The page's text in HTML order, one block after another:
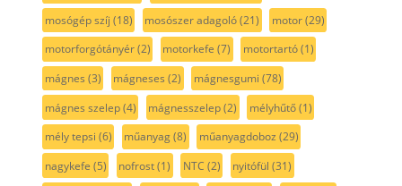
mosógép szíj (18) mosószer adagoló(21) motor(29)
motorforgótányér(2) motorkefe (7) motortartó(1)
mágnes (3) mágneses (2) mágnesgumi (78)
mágnes szelep(4) mágnesszelep(2) mélyhűtő(1)
mély tepsi (6) műanyag(8) műanyagdoboz (29)
nagykefe (5) nofrost(1) NTC (2) nyitófül (31)